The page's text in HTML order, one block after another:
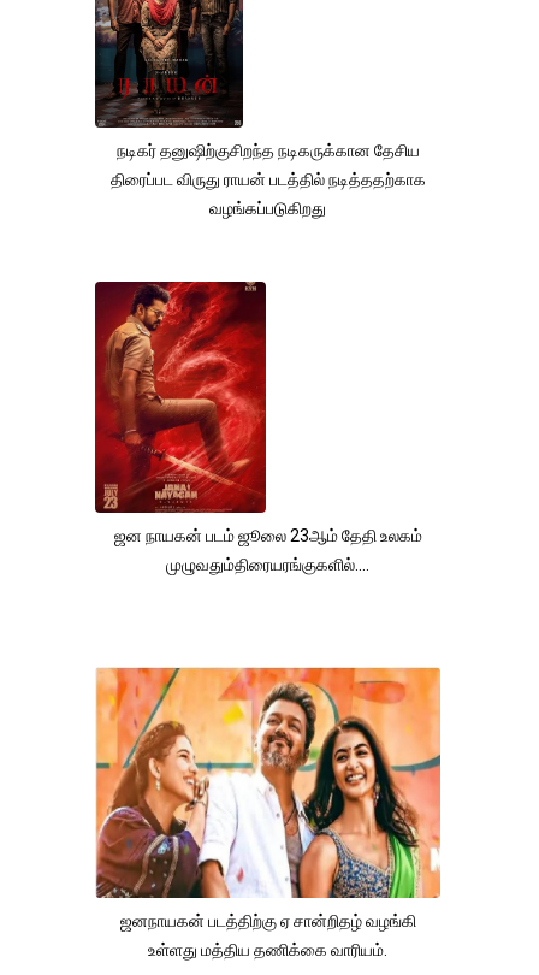
நடிகர் தனுஷிற்குசிறந்த நடிகருக்கான தேசிய
திரைப்பட விருது ராயன் படத்தில் நடித்ததற்காக
வழங்கப்படுகிறது
ஜன நாயகன் படம் ஜூலை 23ஆம் தேதி உலகம்
முழுவதும்திரையரங்குகளில்....
ஜனநாயகன் படத்திற்கு ஏ சான்றிதழ் வழங்கி
உள்ளது மத்திய தணிக்கை வாரியம்.